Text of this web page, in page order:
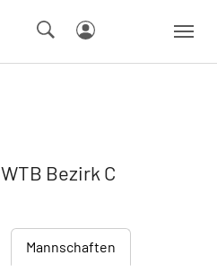
WTB Bezirk C
Mannschaften